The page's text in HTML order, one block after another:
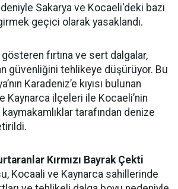
Sakarya ve Kocaeli'deki bazı
geçici olarak yasaklandı.
fırtına ve sert dalgalar,
güvenliğini tehlikeye düşürüyor. Bu
Karadeniz’e kıyısı bulunan
Kaynarca ilçeleri ile Kocaeli’nin
tarafından denize
Kırmızı Bayrak Çekti
Kocaali ve Kaynarca sahillerinde